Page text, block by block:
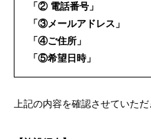
「② 電話番号」
「③メールアドレス」
「④ご住所」
「⑤希望日時」
上記の内容を確認させていただ